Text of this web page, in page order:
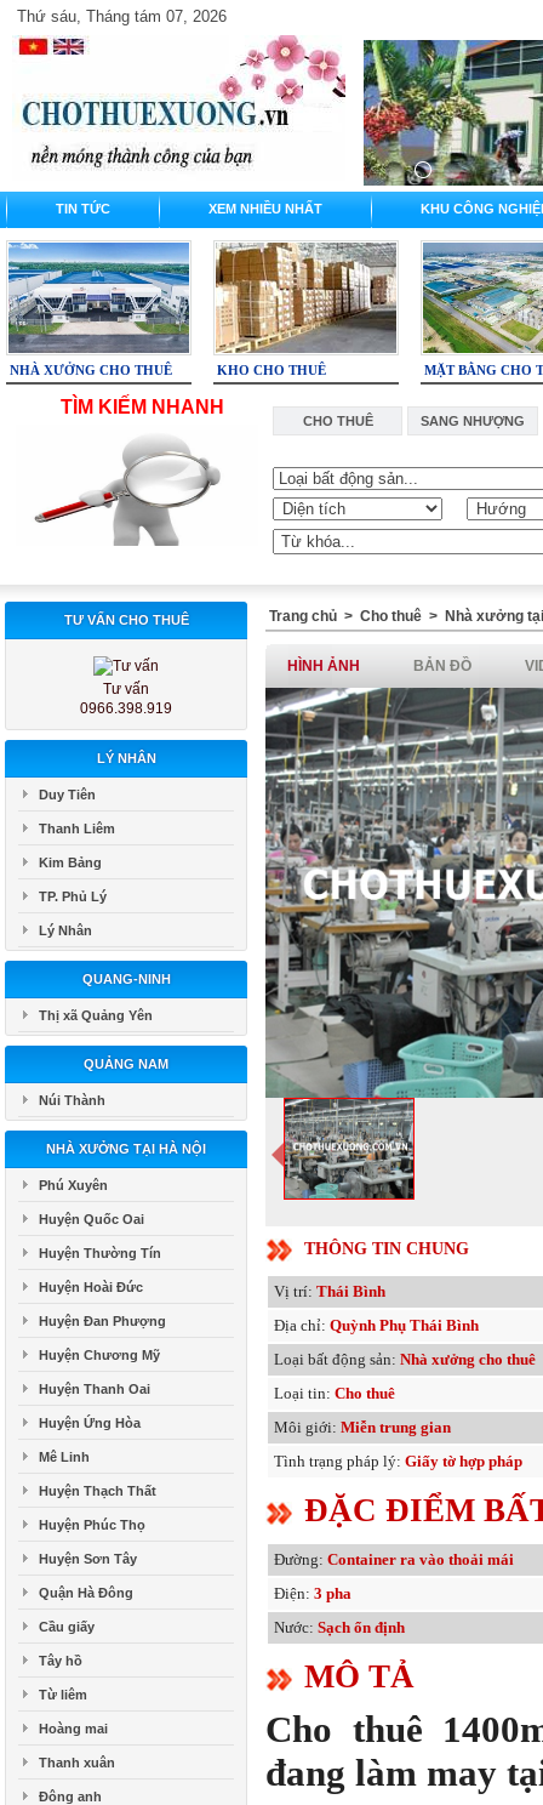
Thứ sáu, Tháng tám 07, 2026
TIN TỨC XEM NHIỀU NHẤT KHU CÔNG
NHÀ XƯỞNG CHO THUÊ KHO CHO THUÊ MẶT BẰNG CHO
TÌM KIẾM NHANH
CHO THUÊ SANG NHƯỢNG
TƯ VẤN CHO THUÊ
Tư vấn
0966.398.919
LÝ NHÂN
Duy Tiên
Thanh Liêm
Kim Bảng
TP. Phủ Lý
Lý Nhân
QUANG-NINH
Thị xã Quảng Yên
QUẢNG NAM
Núi Thành
NHÀ XƯỞNG TẠI HÀ NỘI
Phú Xuyên
Huyện Quốc Oai
Huyện Thường Tín
Huyện Hoài Đức
Huyện Đan Phượng
Huyện Chương Mỹ
Huyện Thanh Oai
Huyện Ứng Hòa
Mê Linh
Huyện Thạch Thất
Huyện Phúc Thọ
Huyện Sơn Tây
Quận Hà Đông
Cầu giấy
Tây hồ
Từ liêm
Hoàng mai
Thanh xuân
Đông anh
Trang chủ > Cho thuê > Nhà xưởng
HÌNH ẢNH BẢN ĐỒ
THÔNG TIN CHUNG
Vị trí: Thái Bình
Địa chỉ: Quỳnh Phụ Thái Bình
Loại bất động sản: Nhà xưởng cho thuê
Loại tin: Cho thuê
Môi giới: Miễn trung gian
Tình trạng pháp lý: Giấy tờ hợp pháp
ĐẶC ĐIỂM
Đường: Container ra vào thoải mái
Điện: 3 pha
Nước: Sạch ổn định
MÔ TẢ
Cho thuê
đang làm may